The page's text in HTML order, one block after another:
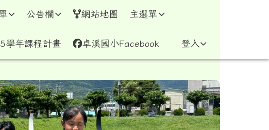
訊網
公告欄 網站地圖 主選單
學年課程計畫 卓溪國小Facebook 登入